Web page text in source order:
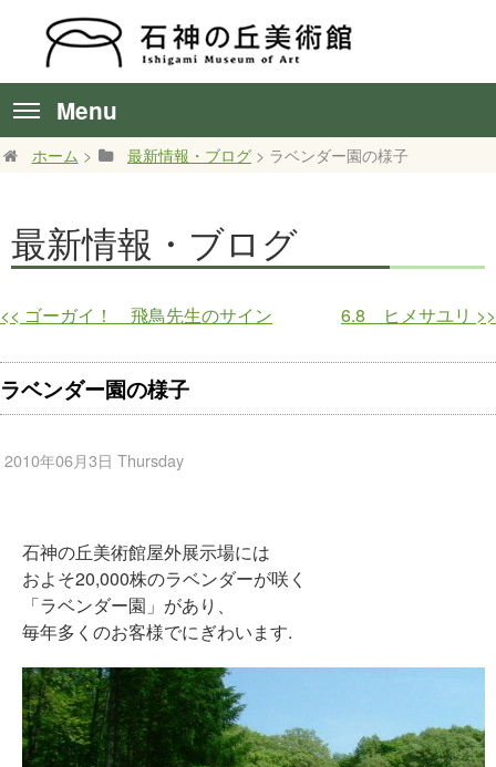
Menu
ホーム > 最新情報・ブログ > ラベンダー園の様子
最新情報・ブログ
<< ゴーガイ！ 飛鳥先生のサイン 6.8 ヒメサユリ >>
ラベンダー園の様子
2010年06月3日 Thursday
石神の丘美術館屋外展示場には
およそ20,000株のラベンダーが咲く
「ラベンダー園」があり、
毎年多くのお客様でにぎわいます.